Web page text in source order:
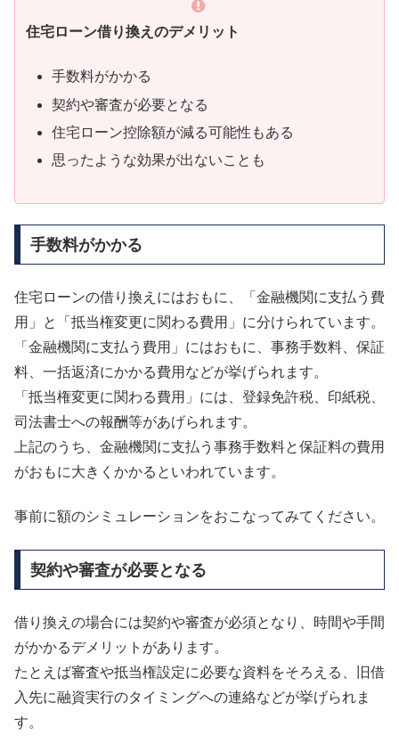
住宅ローン借り換えのデメリット
手数料がかかる
契約や審査が必要となる
住宅ローン控除額が減る可能性もある
思ったような効果が出ないことも
手数料がかかる
住宅ローンの借り換えにはおもに、「金融機関に支払う費
用」と「抵当権変更に関わる費用」に分けられています。
「金融機関に支払う費用」にはおもに、事務手数料、保証
料、一括返済にかかる費用などが挙げられます。
「抵当権変更に関わる費用」には、登録免許税、印紙税、
司法書士への報酬等があげられます。
上記のうち、金融機関に支払う事務手数料と保証料の費用
がおもに大きくかかるといわれています。
事前に額のシミュレーションをおこなってみてください。
契約や審査が必要となる
借り換えの場合には契約や審査が必須となり、時間や手間
がかかるデメリットがあります。
たとえば審査や抵当権設定に必要な資料をそろえる、旧借
入先に融資実行のタイミングへの連絡などが挙げられま
す。